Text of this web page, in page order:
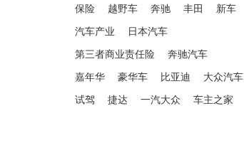
保险
越野车 奔驰 丰田
新车
汽车产业
日本汽车
第三者商业责任险
奔驰汽车
嘉年华
豪华车 比亚迪
大众汽车
试驾
捷达 一汽大众 车主之家